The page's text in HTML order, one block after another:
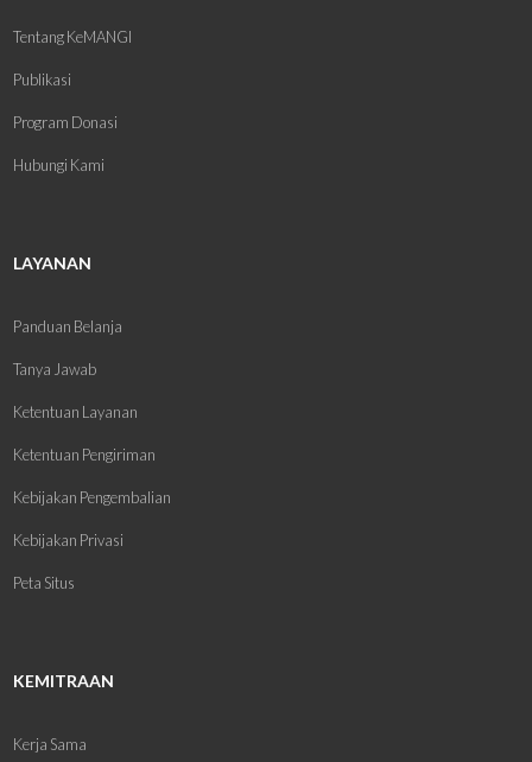
Tentang KeMANGI
Publikasi
Program Donasi
Hubungi Kami
LAYANAN
Panduan Belanja
Tanya Jawab
Ketentuan Layanan
Ketentuan Pengiriman
Kebijakan Pengembalian
Kebijakan Privasi
Peta Situs
KEMITRAAN
Kerja Sama